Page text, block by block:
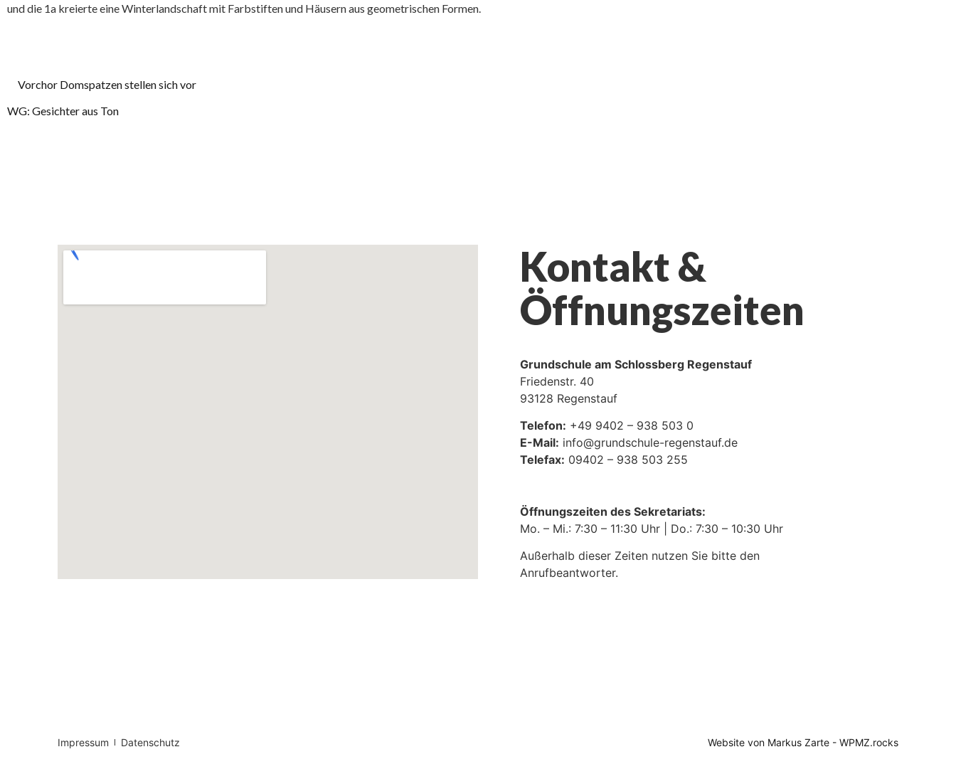
und die 1a kreierte eine Winterlandschaft mit Farbstiften und Häusern aus geometrischen Formen.
Vorchor Domspatzen stellen sich vor
WG: Gesichter aus Ton
Kontakt &
Öffnungszeiten
Grundschule am Schlossberg Regenstauf
Friedenstr. 40
93128 Regenstauf
Telefon: +49 9402 – 938 503 0
E-Mail: info@grundschule-regenstauf.de
Telefax: 09402 – 938 503 255
Öffnungszeiten des Sekretariats:
Mo. – Mi.: 7:30 – 11:30 Uhr | Do.: 7:30 – 10:30 Uhr
Außerhalb dieser Zeiten nutzen Sie bitte den
Anrufbeantworter.
Impressum Datenschutz Website von Markus Zarte - WPMZ.rocks